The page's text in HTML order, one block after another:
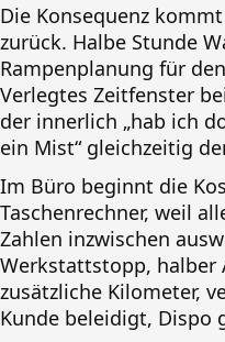
Die Konsequenz
zurück. Halbe Stunde
Rampenplanung für
Verlegtes Zeitfenster
der innerlich „hab ich
ein Mist“ gleichzeitig
Im Büro beginnt die
Taschenrechner, weil
Zahlen inzwischen
Werkstattstopp, halber
zusätzliche Kilometer,
Kunde beleidigt, Dispo